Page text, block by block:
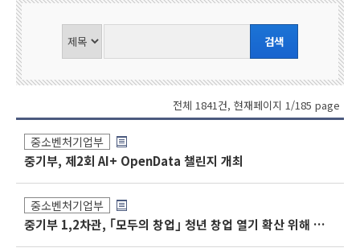
전체 1841건, 현재페이지 1/185 page
중소벤처기업부
중기부, 제2회 AI+ OpenData 챌린지 개최
중소벤처기업부
중기부 1,2차관, ｢모두의 창업｣ 청년 창업 열기 확산 위해 전국 누빈다